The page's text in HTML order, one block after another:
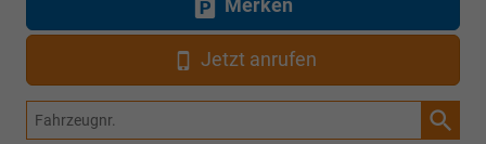
Merken
Jetzt anrufen
Fahrzeugnr.